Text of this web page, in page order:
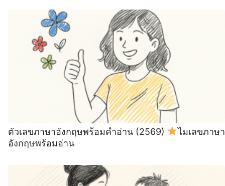
ตัวเลขภาษาอังกฤษพร้อมคำอ่าน (2569)
ไมเลขภาษา
อังกฤษพร้อมอ่าน